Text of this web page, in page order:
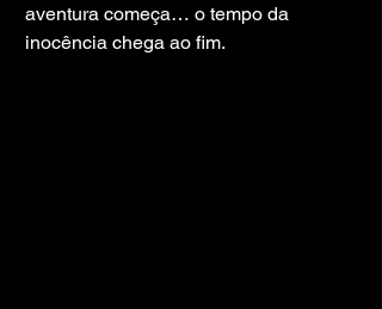
aventura começa… o tempo da
inocência chega ao fim.